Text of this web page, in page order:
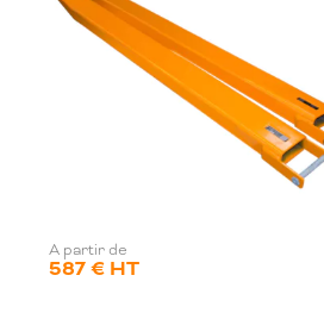
A partir de
587 € HT